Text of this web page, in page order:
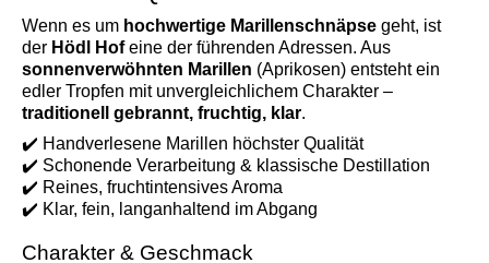
Wenn es um hochwertige Marillenschnäpse geht, ist
der Hödl Hofeine der führenden Adressen. Aus
sonnenverwöhnten Marillen (Aprikosen) entsteht ein
edler Tropfen mit unvergleichlichem Charakter –
traditionell gebrannt, fruchtig, klar.
✔️ Handverlesene Marillen höchster Qualität
✔️ Schonende Verarbeitung & klassische Destillation
✔️ Reines, fruchtintensives Aroma
✔️ Klar, fein, langanhaltend im Abgang
Charakter & Geschmack